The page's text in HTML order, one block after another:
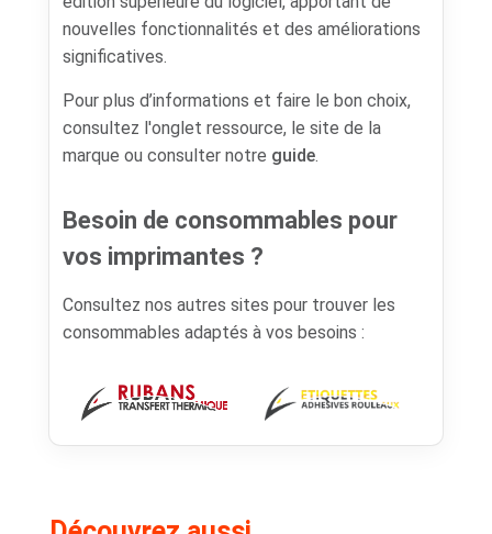
nouvelles fonctionnalités et des améliorations
significatives.
Pour plus d’informations et faire le bon choix,
consultez l'onglet ressource, le site de la
marque ou consulter notre guide.
Besoin de consommables pour
vos imprimantes ?
Consultez nos autres sites pour trouver les
consommables adaptés à vos besoins :